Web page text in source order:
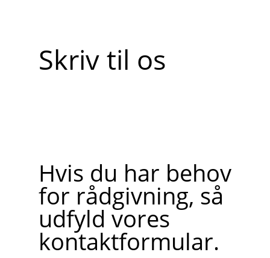
Skriv til os
Hvis du har behov
for rådgivning, så
udfyld vores
kontaktformular.